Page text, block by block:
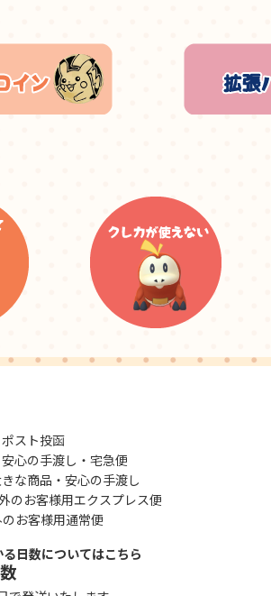
スト投函
心の手渡し・宅急便
な商品・安心の手渡し
のお客様用エクスプレス便
お客様用通常便
日数についてはこちら